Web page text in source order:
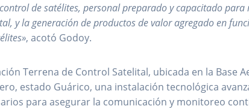
control de satélites, personal preparado y capacitado
y la generación de productos de valor agregado en
, acotó Godoy.
Terrena de Control Satelital, ubicada en la Base
estado Guárico, una instalación tecnológica
para asegurar la comunicación y monitoreo